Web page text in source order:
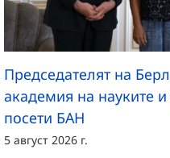
Председателят на
академия на науките
посети БАН
5 август 2026 г.